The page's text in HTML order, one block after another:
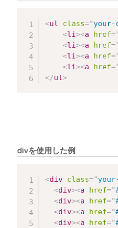
<ul class="your-
<li><a href=
<li><a href=
<li><a href=
<li><a href=
</ul>
divを使用した例
<div class="
<div><a href="
<div><a href="
<div><a href="
<div><a href="